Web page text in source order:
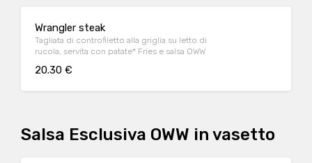
Wrangler steak
Tagliata di controfiletto alla griglia su letto di
rucola, servita con patate* Fries e salsa OWW
20.30 €
Salsa Esclusiva OWW in vasetto